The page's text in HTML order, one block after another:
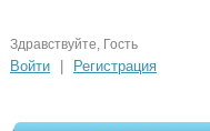
Здравствуйте, Гость
Войти Регистрация